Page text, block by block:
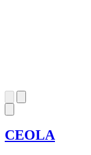
CEOLA